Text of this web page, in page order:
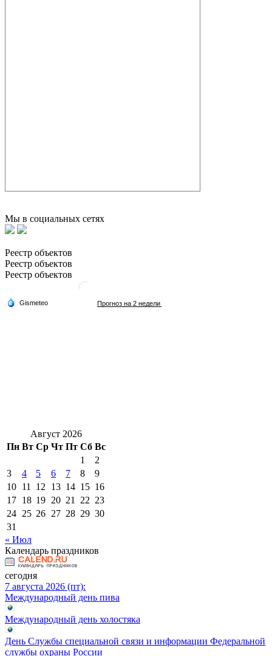
Мы в социальных сетях
Реестр объектов
Реестр объектов
Реестр объектов
Август 2026
Пн Вт Ср Чт Пт Сб Вс
1
2
3
4 5 6 7 8
9
10 11 12 13 14 15 16
17 18 19 20 21 22 23
24 25 26 27 28 29 30
31
« Июл
Календарь праздников
сегодня
7 августа 2026 (пт):
Международный день пива
Международный день холостяка
День Службы специальной связи и информации Федеральной
службы охраны России